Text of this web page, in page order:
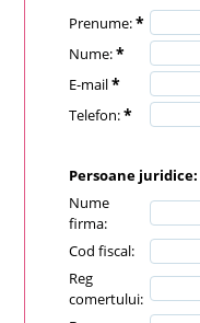
Prenume:*
Nume:*
E-mail*
Telefon:*
Persoane juridice:
Nume
firma:
Cod fiscal:
Reg
comertului: